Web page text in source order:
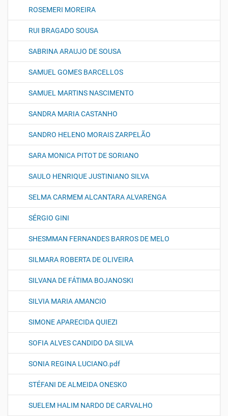
ROSEMERI MOREIRA
RUI BRAGADO SOUSA
SABRINA ARAUJO DE SOUSA
SAMUEL GOMES BARCELLOS
SAMUEL MARTINS NASCIMENTO
SANDRA MARIA CASTANHO
SANDRO HELENO MORAIS ZARPELÃO
SARA MONICA PITOT DE SORIANO
SAULO HENRIQUE JUSTINIANO SILVA
SELMA CARMEM ALCANTARA ALVARENGA
SÉRGIO GINI
SHESMMAN FERNANDES BARROS DE MELO
SILMARA ROBERTA DE OLIVEIRA
SILVANA DE FÁTIMA BOJANOSKI
SILVIA MARIA AMANCIO
SIMONE APARECIDA QUIEZI
SOFIA ALVES CANDIDO DA SILVA
SONIA REGINA LUCIANO.pdf
STÉFANI DE ALMEIDA ONESKO
SUELEM HALIM NARDO DE CARVALHO